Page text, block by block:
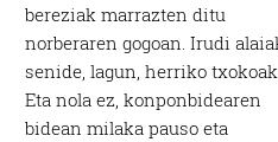
bereziak marrazten ditu
norberaren gogoan. Irudi
senide, lagun, herriko
Eta nola ez, konponbidearen
bidean milaka pauso eta